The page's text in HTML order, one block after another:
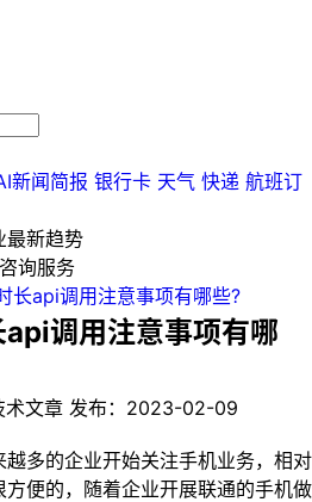
新闻简报 银行卡 天气 快递 航班订
最新趋势
询服务
长api调用注意事项有哪些?
调用注意事项有哪
术文章 发布： 2023-02-09
多的企业开始关注手机业务，相对
便的，随着企业开展联通的手机做